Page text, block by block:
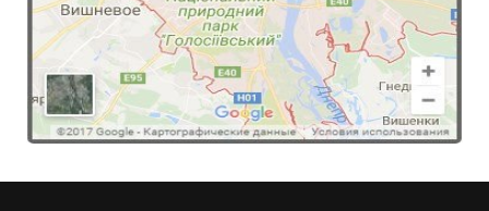
Стильне жіноче плаття із накидкою
700.00грн.